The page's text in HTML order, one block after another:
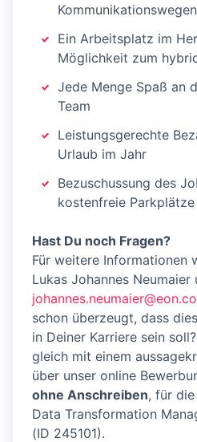
Kommunikationswegen
Ein Arbeitsplatz im
Möglichkeit zum
Jede Menge Spaß an
Team
Leistungsgerechte
Urlaub im Jahr
Bezuschussung des
kostenfreie Parkplätze
Hast Du noch Fragen?
Für weitere Informationen
Lukas Johannes Neumaier
schon überzeugt, dass
in Deiner Karriere sein
gleich mit einem
über unser online
ohne Anschreiben, für
Data Transformation
(ID 245101).